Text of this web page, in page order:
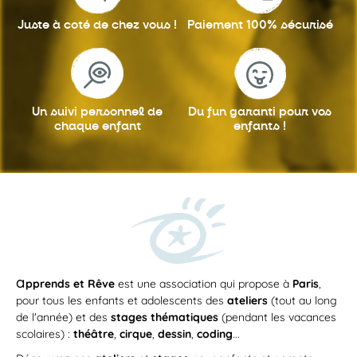
7-11 ans: Mercredi multi activités/
après-midi/ ASSOMPTION : Du chant
aux sciences en passant par le Hip
Hop, le codage et robotique, la
Sculpture/Peinture et la Comédie
musicale en 2026-2027
Avec cette formule, nous proposons à vos
enfants de participer à 4...
Juste à coté de chez vous ! Paiement 100% sécurisé
Un suivi personnel de
chaque enfant
Du fun garanti pour vos
enfants !
apprends et Rêve est une association qui propose à Paris,
pour tous les enfants et adolescents des ateliers (tout au long
de l'année) et des stages thématiques (pendant les vacances
scolaires) : théâtre, cirque, dessin, coding...